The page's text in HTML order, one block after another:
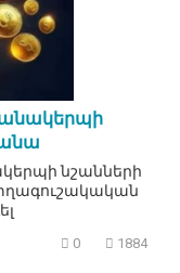
նշանների
0 1884